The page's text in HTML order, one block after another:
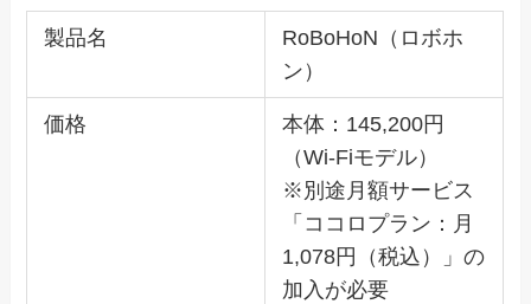
製品名
RoBoHoN（ロボホ
ン）
価格
本体：145,200円
（Wi-Fiモデル）
※別途月額サービス
「ココロプラン：月
1,078円（税込）」の
加入が必要